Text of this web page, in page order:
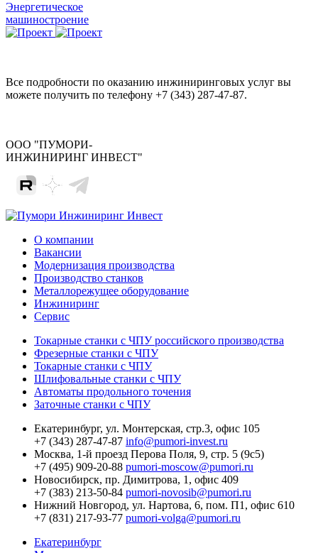
Энергетическое
машиностроение
Все подробности по оказанию инжиниринговых услуг вы
можете получить по телефону +7 (343) 287-47-87.
ООО "ПУМОРИ-
ИНЖИНИРИНГ ИНВЕСТ"
О компании
Вакансии
Модернизация производства
Производство станков
Металлорежущее оборудование
Инжиниринг
Сервис
Токарные станки с ЧПУ российского производства
Фрезерные станки с ЧПУ
Токарные станки с ЧПУ
Шлифовальные станки с ЧПУ
Автоматы продольного точения
Заточные станки с ЧПУ
Екатеринбург, ул. Монтерская, стр.3, офис 105
+7 (343) 287-47-87 info@pumori-invest.ru
Москва, 1-й проезд Перова Поля, 9, стр. 5 (9с5)
+7 (495) 909-20-88 pumori-moscow@pumori.ru
Новосибирск, пр. Димитрова, 1, офис 409
+7 (383) 213-50-84 pumori-novosib@pumori.ru
Нижний Новгород, ул. Нартова, 6, пом. П1, офис 610
+7 (831) 217-93-77 pumori-volga@pumori.ru
Екатеринбург